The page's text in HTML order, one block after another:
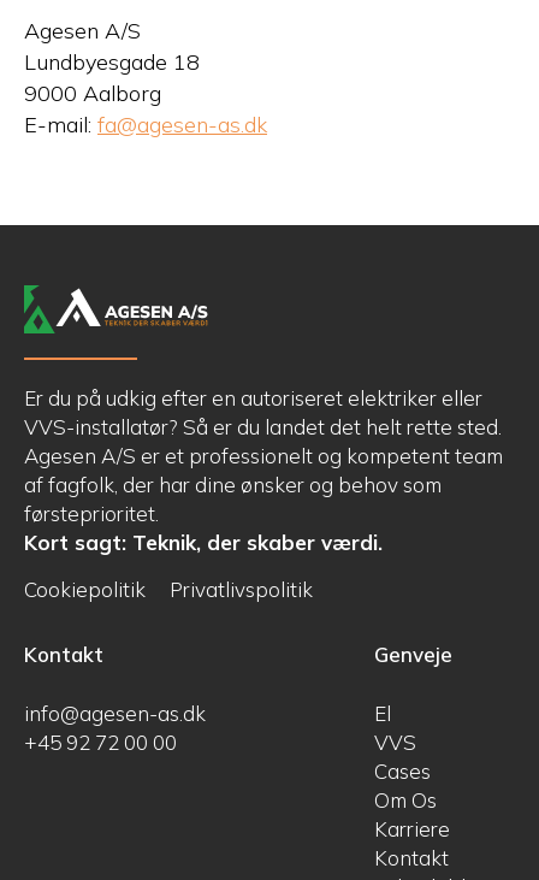
Agesen A/S
Lundbyesgade 18
9000 Aalborg
E-mail: fa@agesen-as.dk
Er du på udkig efter en autoriseret elektriker eller
VVS-installatør? Så er du landet det helt rette sted.
Agesen A/S er et professionelt og kompetent team
af fagfolk, der har dine ønsker og behov som
førsteprioritet.
Kort sagt: Teknik, der skaber værdi.
Cookiepolitik
Privatlivspolitik
Kontakt
info@agesen-as.dk
+45 92 72 00 00
Genveje
El
VVS
Cases
Om Os
Karriere
Kontakt